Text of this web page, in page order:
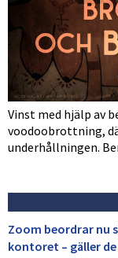
Vinst med hjälp av
voodoobrottning,
underhållningen.
Zoom beordrar nu
kontoret – gäller